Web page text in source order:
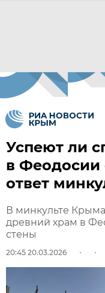
Успеют ли
в Феодосии
ответ
В минкульте
древний храм в
стены
20:45 20.03.2026